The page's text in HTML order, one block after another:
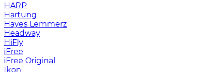
HARP
Hartung
Hayes Lemmerz
Headway
HiFly
iFree
iFree Original
Ikon